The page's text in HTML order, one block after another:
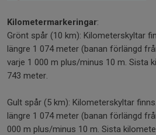
Kilometermarkeringar:
Grönt spår (10 km): Kilometerskyltar
längre 1 074 meter (banan förlängd
varje 1 000 m plus/minus 10 m. Sista
743 meter.
Gult spår (5 km): Kilometerskyltar
längre 1 074 meter (banan förlängd
000 m plus/minus 10 m. Sista